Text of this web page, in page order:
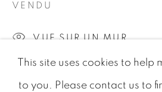
This site uses cookies to help
to you. Please contact us to
VENDU
VUE SUR UN MUR
PARTAGER